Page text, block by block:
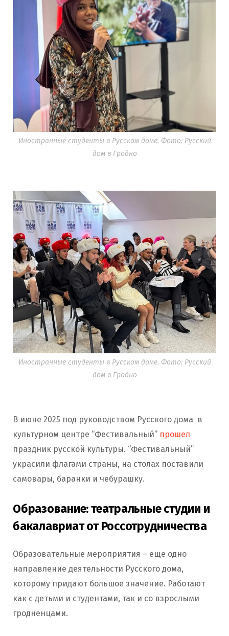
Иностранные студенты в Русском доме. Фото: Русский
дом в Гродно
Иностранные студенты в Русском доме. Фото: Русский
дом в Гродно
В июне 2025 под руководством Русского дома в
культурном центре “Фестивальный” прошел
праздник русской культуры. “Фестивальный”
украсили флагами страны, на столах поставили
самовары, баранки и чебурашку.
Образование: театральные студии и
бакалавриат от Россотрудничества
Образовательные мероприятия – еще одно
направление деятельности Русского дома,
которому придают большое значение. Работают
как с детьми и студентами, так и со взрослыми
гродненцами.